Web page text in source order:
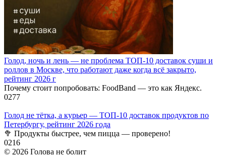
Голод, ночь и лень — не проблема ТОП-10 доставок суши и
роллов в Москве, что работают даже когда всё закрыто,
рейтинг 2026 г
Почему стоит попробовать: FoodBand — это как Яндекс.
0277
Голод не тётка, а курьер — ТОП-10 доставок продуктов по
Петербургу, рейтинг 2026 года
🥦 Продукты быстрее, чем пицца — проверено!
0216
© 2026 Голова не болит